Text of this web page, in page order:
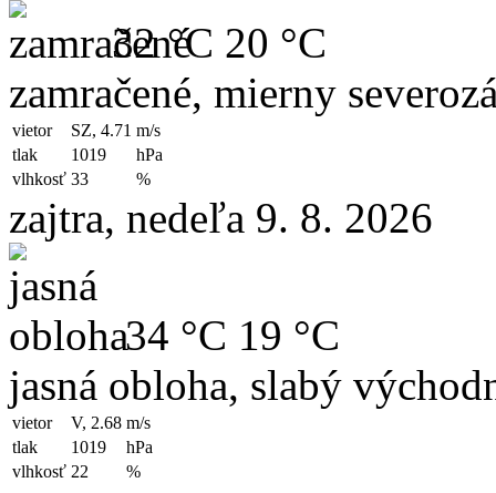
32 °C 20 °C
zamračené, mierny
vietor SZ, 4.71 m/s
tlak
1019
hPa
vlhkosť 33 %
zajtra, nedeľa 9. 8. 2026
34 °C 19 °C
jasná obloha, slabý
vietor V, 2.68 m/s
tlak
1019
hPa
vlhkosť 22 %